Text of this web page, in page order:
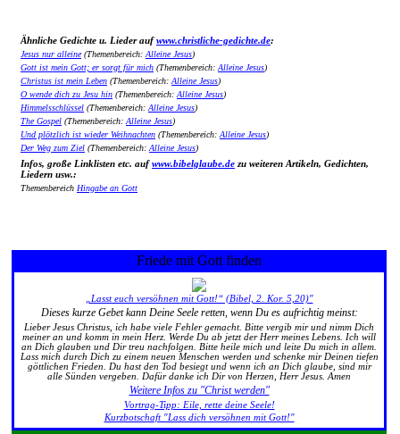
Ähnliche Gedichte u. Lieder aufwww.christliche-gedichte.de:
Jesus nur alleine(Themenbereich:Alleine Jesus)
Gott ist mein Gott; er sorgt für mich (Themenbereich:Alleine Jesus)
Christus ist mein Leben (Themenbereich:Alleine Jesus)
O wende dich zu Jesu hin (Themenbereich:Alleine Jesus)
Himmelsschlüssel (Themenbereich:Alleine Jesus)
The Gospel (Themenbereich:Alleine Jesus)
Und plötzlich ist wieder Weihnachten (Themenbereich:Alleine Jesus)
Der Weg zum Ziel (Themenbereich:Alleine Jesus)
Infos, große Linklisten etc. aufwww.bibelglaube.de zu weiteren Artikeln, Gedichten,
Liedern usw.:
Themenbereich Hingabe an Gott
Friede mit Gott finden
„Lasst euch versöhnen mit Gott!“ (Bibel, 2. Kor. 5,20)"
Dieses kurze Gebet kann Deine Seele retten, wenn Du es aufrichtig meinst:
Lieber Jesus Christus, ich habe viele Fehler gemacht. Bitte vergib mir und nimm Dich
meiner an und komm in mein Herz. Werde Du ab jetzt der Herr meines Lebens. Ich will
an Dich glauben und Dir treu nachfolgen. Bitte heile mich und leite Du mich in allem.
Lass mich durch Dich zu einem neuen Menschen werden und schenke mir Deinen tiefen
göttlichen Frieden. Du hast den Tod besiegt und wenn ich an Dich glaube, sind mir
alle Sünden vergeben. Dafür danke ich Dir von Herzen, Herr Jesus. Amen
Weitere Infos zu "Christ werden"
Vortrag-Tipp: Eile, rette deine Seele!
Kurzbotschaft "Lass dich versöhnen mit Gott!"